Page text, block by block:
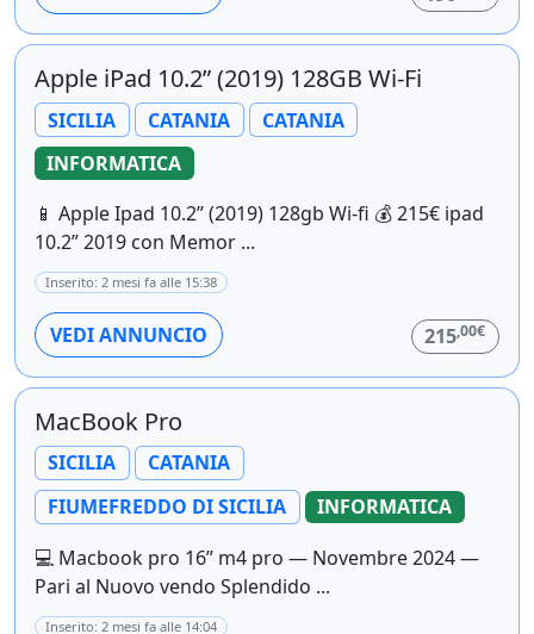
Apple iPad 10.2” (2019) 128GB Wi-Fi
SICILIA CATANIA
CATANIA
INFORMATICA
📱 Apple Ipad 10.2” (2019) 128gb Wi-fi 💰 215€ ipad
10.2” 2019 con Memor ...
Inserito: 2 mesi fa alle 15:38
VEDI ANNUNCIO 215,00€
MacBook Pro
SICILIA
CATANIA
FIUMEFREDDO DI SICILIA
INFORMATICA
💻 Macbook pro 16” m4 pro — Novembre 2024 —
Pari al Nuovo vendo Splendido ...
Inserito: 2 mesi fa alle 14:04